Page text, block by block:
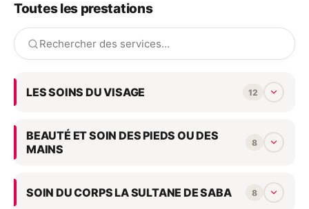
Toutes les prestations
LES SOINS DU VISAGE 12
BEAUTÉ ET SOIN DES PIEDS OU DES
MAINS
8
SOIN DU CORPS LA SULTANE DE SABA 8